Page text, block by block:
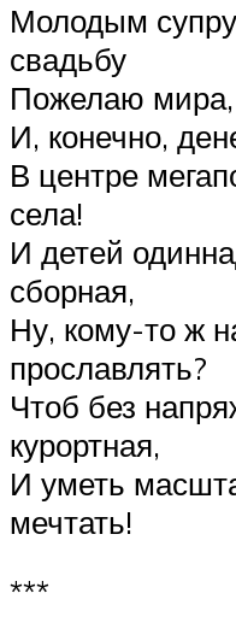
Молодым
свадьбу
Пожелаю мира,
И, конечно,
В центре
села!
И детей
сборная,
Ну, кому-то ж
прославлять?
Чтоб без
курортная,
И уметь
мечтать!
***